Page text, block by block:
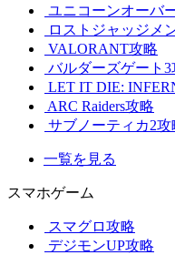
ユニコーンオーバ
ロストジャッジメ
VALORANT攻略
バルダーズゲート3
LET IT DIE:
ARC Raiders攻略
サブノーティカ2攻
一覧を見る
スマホゲーム
スマグロ攻略
デジモンUP攻略